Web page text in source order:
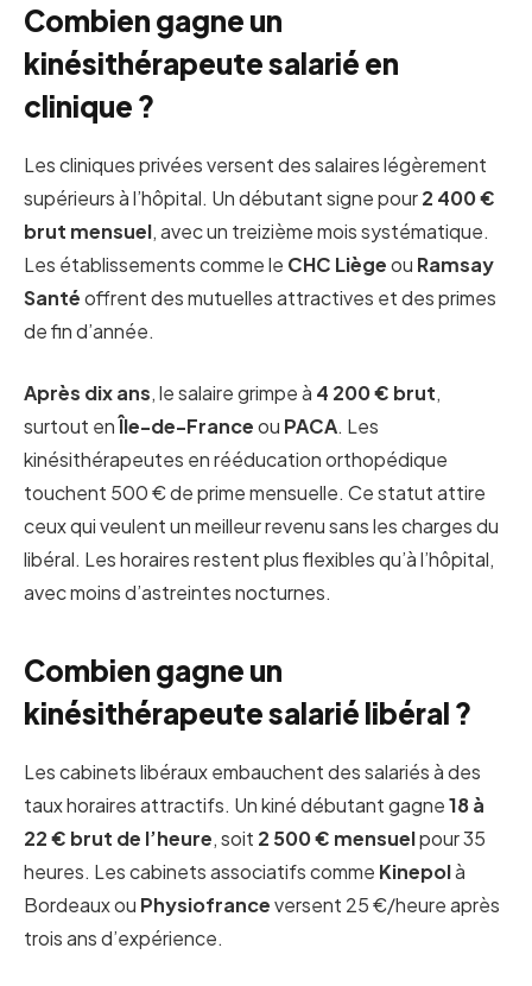
Combien gagne un
kinésithérapeute salarié en
clinique ?
Les cliniques privées versent des salaires légèrement
supérieurs à l’hôpital. Un débutant signe pour2 400 €
brut mensuel, avec un treizième mois systématique.
Les établissements comme le CHC Liègeou Ramsay
Santéoffrent des mutuelles attractives et des primes
de fin d’année.
Après dix ans, le salaire grimpe à 4 200 € brut,
surtout enÎle-de-Franceou PACA. Les
kinésithérapeutes en rééducation orthopédique
touchent 500 € de prime mensuelle. Ce statut attire
ceux qui veulent un meilleur revenu sans les charges du
libéral. Les horaires restent plus flexibles qu’à l’hôpital,
avec moins d’astreintes nocturnes.
Combien gagne un
kinésithérapeute salarié libéral ?
Les cabinets libéraux embauchent des salariés à des
taux horaires attractifs. Un kiné débutant gagne18 à
22 € brut de l’heure, soit 2 500 € mensuelpour 35
heures. Les cabinets associatifs comme Kinepolà
Bordeaux ou Physiofranceversent 25 €/heure après
trois ans d’expérience.